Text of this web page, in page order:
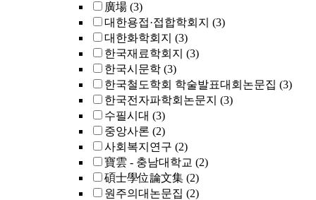
廣場 (3)
대한용접·접합학회지 (3)
대한화학회지 (3)
한국재료학회지 (3)
한국시문학 (3)
한국철도학회 학술발표대회논문집 (3)
한국전자파학회논문지 (3)
수필시대 (3)
중앙사론 (2)
사회복지연구 (2)
寶雲 - 충남대학교 (2)
碩士學位論文集 (2)
원주의대논문집 (2)